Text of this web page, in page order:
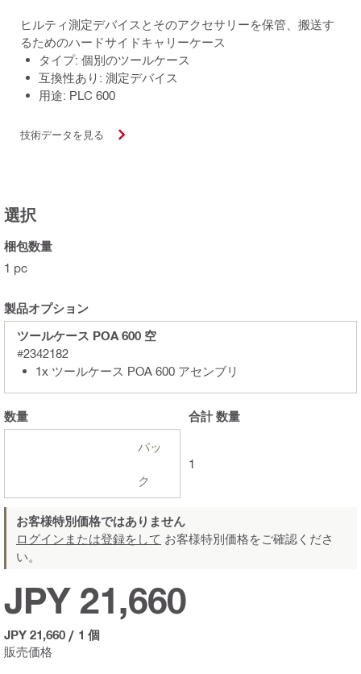
ヒルティ測定デバイスとそのアクセサリーを保管、搬送す
るためのハードサイドキャリーケース
タイプ: 個別のツールケース
互換性あり: 測定デバイス
用途: PLC 600
技術データを見る
選択
梱包数量
1 pc
製品オプション
ツールケース POA 600 空
#2342182
1x ツールケース POA 600 アセンブリ
数量
パッ
ク
合計数量
1
お客様特別価格ではありません
ログインまたは登録をして お客様特別価格をご確認くださ
い。
販売価格
JPY 21,660
JPY 21,660 / 1 個